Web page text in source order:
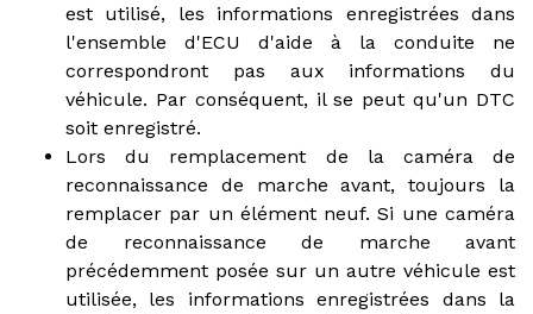
est utilisé, les informations enregistrées dans
l'ensemble d'ECU d'aide à la conduite ne
correspondront pas aux informations du
véhicule. Par conséquent, il se peut qu'un DTC
soit enregistré.
Lors du remplacement de la caméra de
reconnaissance de marche avant, toujours la
remplacer par un élément neuf. Si une caméra
de reconnaissance de marche avant
précédemment posée sur un autre véhicule est
utilisée, les informations enregistrées dans la